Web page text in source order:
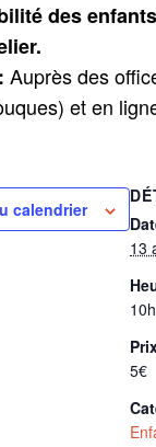
des
Auprès des
et en
calendrier
13
5€